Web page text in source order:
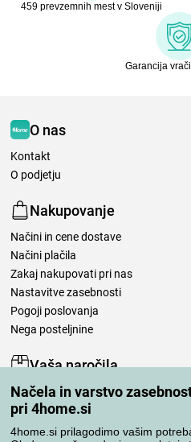
Načela in varstvo
pri 4home.si
4home.si prilagodimo vašim
459 prevzemnih mest v Sloveniji
Garancija
O nas
Kontakt
O podjetju
Nakupovanje
Načini in cene dostave
Načini plačila
Zakaj nakupovati pri nas
Nastavitve zasebnosti
Pogoji poslovanja
Nega posteljnine
Vaša naročila
Moj račun
Pregled naročil
Reklamacija